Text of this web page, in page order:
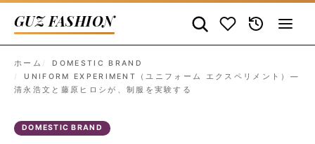
GUZ FASHION
ホーム
DOMESTIC BRAND
UNIFORM EXPERIMENT（ユニフォーム エクスペリメント）—
清永浩文と藤原ヒロシが、制服を実験する
DOMESTIC BRAND